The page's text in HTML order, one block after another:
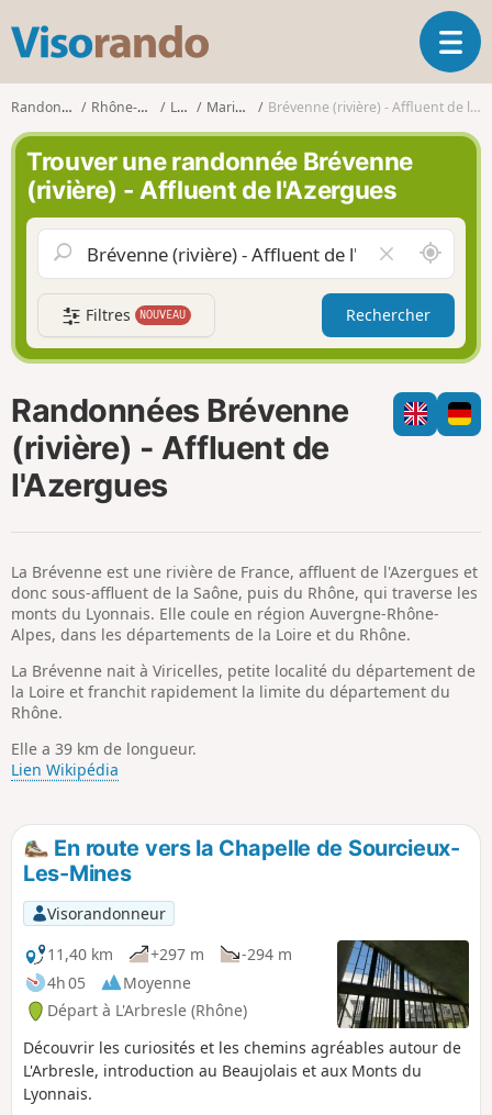
s
o
r
n
d
o
O
u
v
a
n
v
g
a
i
o
Randonnées Rhône-Alpes Loire Maringes Brévenne (rivière) - Affluent de l'Azergues
Trouver une randonnée Brévenne
(rivière) - Affluent de l'Azergues
i
d
e
r
l
e
h
A
u
t
u
r
d
e
m
Filtres NOUVEAU Rechercher
Randonnées Brévenne
(rivière) - Affluent de
l'Azergues
La Brévenne est une rivière de France, affluent de l'Azergues et
donc sous-affluent de la Saône, puis du Rhône, qui traverse les
monts du Lyonnais. Elle coule en région Auvergne-Rhône-
Alpes, dans les départements de la Loire et du Rhône.
La Brévenne nait à Viricelles, petite localité du département de
la Loire et franchit rapidement la limite du département du
Rhône.
Elle a 39 km de longueur.
Lien Wikipédia
En route vers la Chapelle de Sourcieux-
Les-Mines
Visorandonneur
11,40 km
+297 m
-294 m
4h 05
Moyenne
Départ à L'Arbresle (Rhône)
Découvrir les curiosités et les chemins agréables autour de
L'Arbresle, introduction au Beaujolais et aux Monts du
Lyonnais.